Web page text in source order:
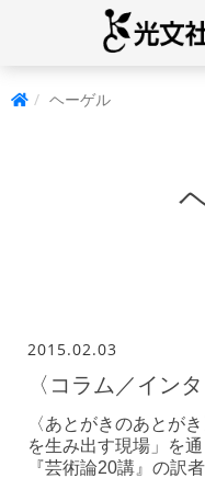
ヘーゲル
2015.02.03
〈コラム／インタ
〈あとがきのあとが
を生み出す現場」を
『芸術論20講』の訳